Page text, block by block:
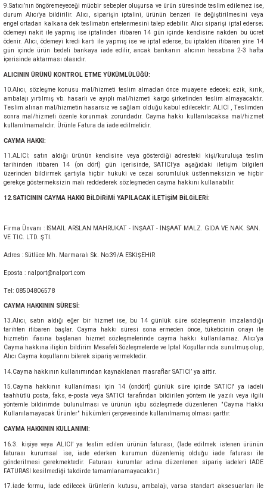
9.Satıcı’nın öngöremeyeceği mücbir sebepler oluşursa ve ürün süresinde teslim edilemez ise,
durum Alıcı’ya bildirilir. Alıcı, siparişin iptalini, ürünün benzeri ile değiştirilmesini veya
engel ortadan kalkana dek teslimatın ertelenmesini talep edebilir. Alıcı siparişi iptal ederse;
ödemeyi nakit ile yapmış ise iptalinden itibaren 14 gün içinde kendisine nakden bu ücret
ödenir. Alıcı, ödemeyi kredi kartı ile yapmış ise ve iptal ederse, bu iptalden itibaren yine 14
gün içinde ürün bedeli bankaya iade edilir, ancak bankanın alıcının hesabına 2-3 hafta
içerisinde aktarması olasıdır.
ALICININ ÜRÜNÜ KONTROL ETME YÜKÜMLÜLÜĞÜ:
10.Alıcı, sözleşme konusu mal/hizmeti teslim almadan önce muayene edecek; ezik, kırık,
ambalajı yırtılmış vb. hasarlı ve ayıplı mal/hizmeti kargo şirketinden teslim almayacaktır.
Teslim alınan mal/hizmetin hasarsız ve sağlam olduğu kabul edilecektir. ALICI , Teslimden
sonra mal/hizmeti özenle korunmak zorundadır. Cayma hakkı kullanılacaksa mal/hizmet
kullanılmamalıdır. Ürünle Fatura da iade edilmelidir.
CAYMA HAKKI:
11.ALICI; satın aldığı ürünün kendisine veya gösterdiği adresteki kişi/kuruluşa teslim
tarihinden itibaren 14 (on dört) gün içerisinde, SATICI’ya aşağıdaki iletişim bilgileri
üzerinden bildirmek şartıyla hiçbir hukuki ve cezai sorumluluk üstlenmeksizin ve hiçbir
gerekçe göstermeksizin malı reddederek sözleşmeden cayma hakkını kullanabilir.
12.SATICININ CAYMA HAKKI BİLDİRİMİ YAPILACAK İLETİŞİM BİLGİLERİ:
Firma Ünvanı : İSMAİL ARSLAN MAHRUKAT - İNŞAAT - İNŞAAT MALZ. GIDA VE NAK. SAN.
VE TİC. LTD. ŞTİ.
Adres : Sütlüce Mh. Marmaralı Sk. No:39/A ESKİŞEHİR
Eposta : nalport@nalport.com
Tel: 08504806578
CAYMA HAKKININ SÜRESİ:
13.Alıcı, satın aldığı eğer bir hizmet ise, bu 14 günlük süre sözleşmenin imzalandığı
tarihten itibaren başlar. Cayma hakkı süresi sona ermeden önce, tüketicinin onayı ile
hizmetin ifasına başlanan hizmet sözleşmelerinde cayma hakkı kullanılamaz. Alıcı’ya
Cayma hakkına ilişkin bildirim Mesafeli Sözleşmelerde ve İptal Koşullarında sunulmuş olup,
Alıcı Cayma koşullarını bilerek sipariş vermektedir.
14.Cayma hakkının kullanımından kaynaklanan masraflar SATICI’ ya aittir.
15.Cayma hakkının kullanılması için 14 (ondört) günlük süre içinde SATICI' ya iadeli
taahhütlü posta, faks, e-posta veya SATICI tarafından bildirilen yöntem ile yazılı veya ilgili
yöntemle bildirimde bulunulması ve ürünün işbu sözleşmede düzenlenen "Cayma Hakkı
Kullanılamayacak Ürünler" hükümleri çerçevesinde kullanılmamış olması şarttır.
CAYMA HAKKININ KULLANIMI:
16.3. kişiye veya ALICI’ ya teslim edilen ürünün faturası, (İade edilmek istenen ürünün
faturası kurumsal ise, iade ederken kurumun düzenlemiş olduğu iade faturası ile
gönderilmesi gerekmektedir. Faturası kurumlar adına düzenlenen sipariş iadeleri İADE
FATURASI kesilmediği takdirde tamamlanamayacaktır.)
17.İade formu, İade edilecek ürünlerin kutusu, ambalajı, varsa standart aksesuarları ile